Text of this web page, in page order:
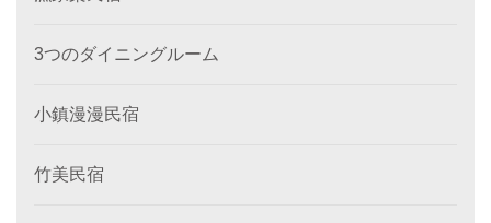
3つのダイニングルーム
小鎮漫漫民宿
竹美民宿